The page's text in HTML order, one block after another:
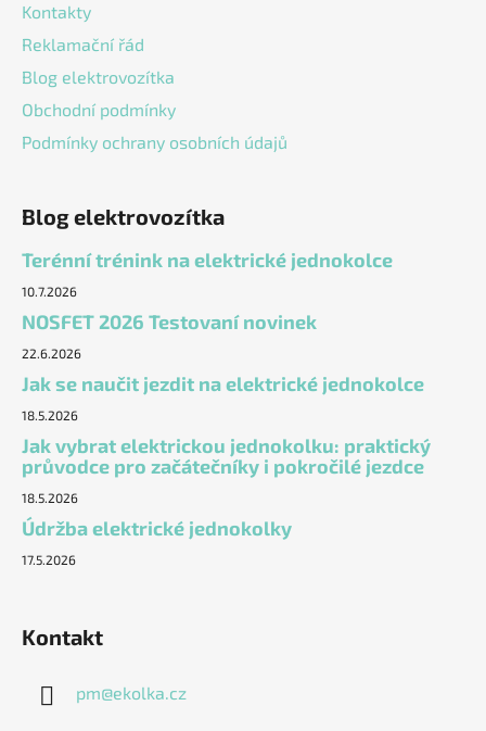
Kontakty
Reklamační řád
Blog elektrovozítka
Obchodní podmínky
Podmínky ochrany osobních údajů
Blog elektrovozítka
Terénní trénink na elektrické jednokolce
10.7.2026
NOSFET 2026 Testovaní novinek
22.6.2026
Jak se naučit jezdit na elektrické jednokolce
18.5.2026
Jak vybrat elektrickou jednokolku: praktický
průvodce pro začátečníky i pokročilé jezdce
18.5.2026
Údržba elektrické jednokolky
17.5.2026
Kontakt
pm@ekolka.cz